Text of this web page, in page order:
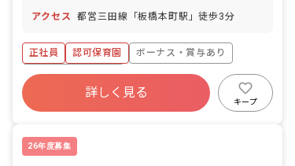
アクセス 都営三田線「板橋本町駅」徒歩3分
正社員 認可保育園
ボーナス・賞与あり
年間休日120日以上
寮・住宅・家賃補助あり
社会保険完備
昇給昇進あり
詳しく見る
キープ
26年度募集